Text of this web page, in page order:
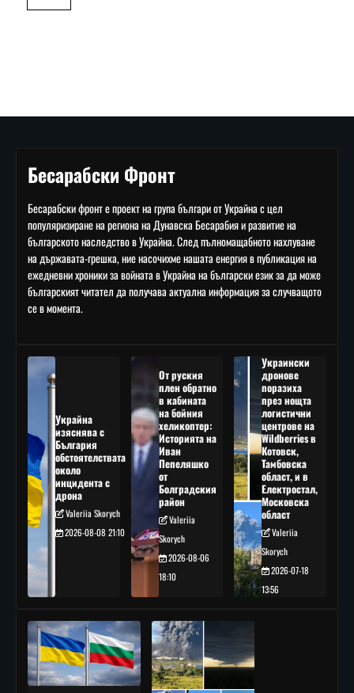
Бесарабски Фронт
Бесарабски фронт е проект на група българи от Украйна с цел
популяризиране на региона на Дунавска Бесарабия и развитие на
българското наследство в Украйна. След пълномащабното нахлуване
на държавата-грешка, ние насочихме нашата енергия в публикация на
ежедневни хроники за войната в Украйна на български език за да може
българският читател да получава актуална информация за случващото
се в момента.
Украйна
изяснява с
България
обстоятелствата
около
инцидента с
дрона
Valeriia Skorych
2026-08-08 21:10
От руския
плен обратно
в кабината
на бойния
хеликоптер:
Историята на
Иван
Пепеляшко
от
Болградския
район
Valeriia
Skorych
2026-08-06
18:10
Украински
дронове
поразиха
през нощта
логистични
центрове на
Wildberries в
Котовск,
Тамбовска
област, и в
Електростал,
Московска
област
Valeriia
Skorych
2026-07-18
13:56